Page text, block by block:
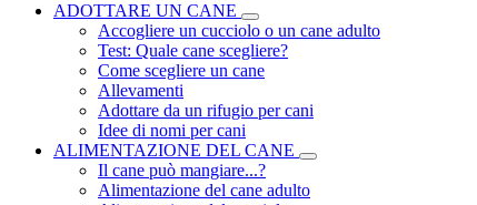
ADOTTARE UN CANE
Accogliere un cucciolo o un cane adulto
Test: Quale cane scegliere?
Come scegliere un cane
Allevamenti
Adottare da un rifugio per cani
Idee di nomi per cani
ALIMENTAZIONE DEL CANE
Il cane può mangiare...?
Alimentazione del cane adulto